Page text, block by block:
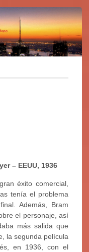
– EEUU, 1936
éxito comercial,
tenía el problema
Además, Bram
el personaje, así
más salida que
la segunda película
en 1936, con el